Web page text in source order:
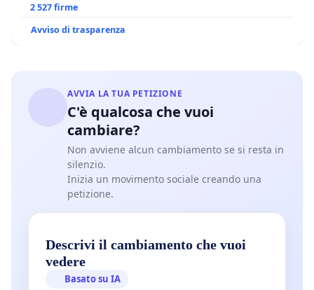
GAMBETTI
2 527 firme
Avviso di trasparenza
AVVIA LA TUA PETIZIONE
C'è qualcosa che vuoi
cambiare?
Non avviene alcun cambiamento se si resta in
silenzio.
Inizia un movimento sociale creando una
petizione.
Descrivi il cambiamento che vuoi
vedere
Basato su IA